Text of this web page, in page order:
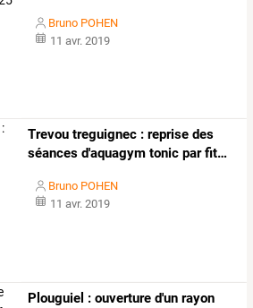
Bruno POHEN
11 avr. 2019
Trevou treguignec : reprise des
séances d'aquagym tonic parfit…
Bruno POHEN
11 avr. 2019
Plouguiel : ouverture d'un rayon